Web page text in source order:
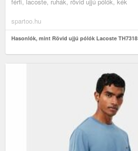
spartoo.hu
Hasonlók, mint Rövid ujjú pólók Lacoste TH7318